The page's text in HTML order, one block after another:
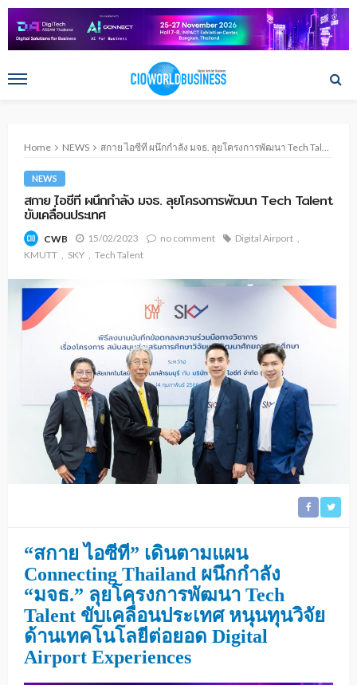
Home NEWS สกาย ไอซีที ผนึกกำลัง มจธ. ลุยโครงการพัฒนา Tech Talent ขับเคลื่อนประเทศ
NEWS
สกาย ไอซีที ผนึกกำลัง มจธ. ลุยโครงการพัฒนา Tech Talent
ขับเคลื่อนประเทศ
CWB 15/02/2023 no comment
Digital Airport
KMUTT
SKY Tech Talent
“สกาย ไอซีที” เดินตามแผน
Connecting Thailand ผนึกกำลัง
“มจธ.” ลุยโครงการพัฒนา Tech
Talent ขับเคลื่อนประเทศ หนุนทุนวิจัย
ด้านเทคโนโลยีต่อยอด Digital
Airport Experiences